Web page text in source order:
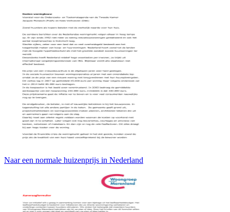
Naar een normale huizenprijs in Nederland